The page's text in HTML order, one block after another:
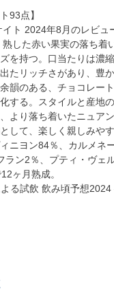
93点】
ト 2024年8月のレビュ
した赤い果実の落ち着
を持つ。口当たりは濃
たリッチさがあり、豊
韻のある、チョコレー
する。スタイルと産地
より落ち着いたニュア
して、楽しく親しみや
ニヨン84％、カルメネ
ラン2％、プティ・ヴェ
ヶ月熟成。
る試飲 飲み頃予想2024